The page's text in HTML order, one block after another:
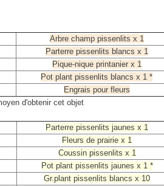
Arbre champ pissenlits x 1
Parterre pissenlits blancs x 1
Pique-nique printanier x 1
Pot plant pissenlits blancs x 1 *
Engrais pour fleurs
d'obtenir cet objet
Parterre pissenlits jaunes x 1
Fleurs de prairie x 1
Coussin pissenlits x 1
Pot plant pissenlits jaunes x 1 *
Gr.plant pissenlits blancs x 10